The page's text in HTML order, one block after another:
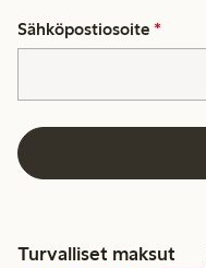
Sähköpostiosoite *
Turvalliset maksut